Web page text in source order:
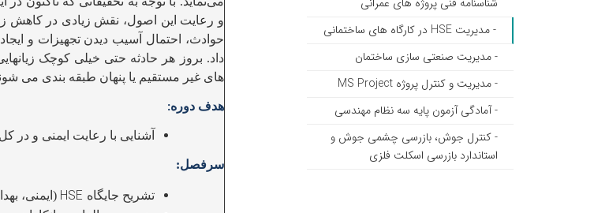
و رعایت این اصول، نقش زیادی در کاهش
حوادث، احتمال آسیب دیدن تجهیزات و
داد. بروز هر حادثه حتی خیلی کوچک
های غیر مستقیم یا پنهان طبقه بندی می
هدف دوره:
آشنایی با رعایت ایمنی و در
سرفصل:
تشریح جایگاه ( ایمنی،
- مدیریت HSE در کارگاه های ساختمانی
- مدیریت صنعتی سازی ساختمان
- مدیریت و کنترل پروژه MS Project
- آمادگی آزمون پایه سه نظام مهندسی
- کنترل جوش، بازرسی چشمی جوش و
استاندارد بازرسی اسکلت فلزی